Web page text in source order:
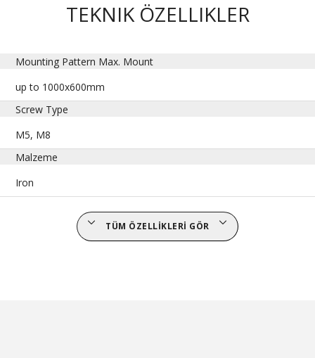
TEKNIK ÖZELLIKLER
Mounting Pattern Max. Mount
up to 1000x600mm
Screw Type
M5, M8
Malzeme
Iron
TÜM ÖZELLIKLERI GÖR